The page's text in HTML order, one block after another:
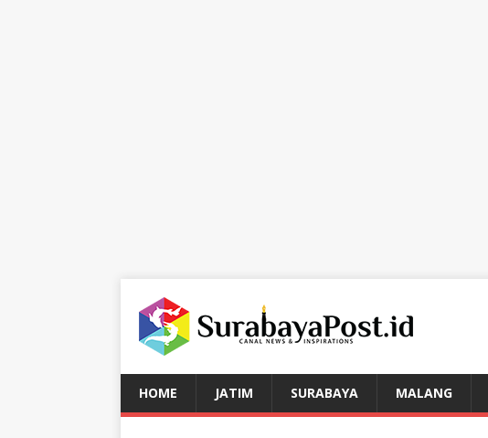
HOME JATIM SURABAYA MALANG